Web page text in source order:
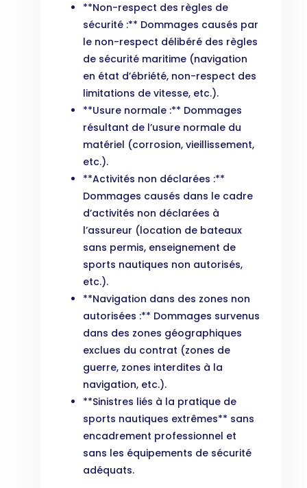
**Non-respect des règles de
sécurité :** Dommages causés par
le non-respect délibéré des règles
de sécurité maritime (navigation
en état d’ébriété, non-respect des
limitations de vitesse, etc.).
**Usure normale :** Dommages
résultant de l’usure normale du
matériel (corrosion, vieillissement,
etc.).
**Activités non déclarées :**
Dommages causés dans le cadre
d’activités non déclarées à
l’assureur (location de bateaux
sans permis, enseignement de
sports nautiques non autorisés,
etc.).
**Navigation dans des zones non
autorisées :** Dommages survenus
dans des zones géographiques
exclues du contrat (zones de
guerre, zones interdites à la
navigation, etc.).
**Sinistres liés à la pratique de
sports nautiques extrêmes** sans
encadrement professionnel et
sans les équipements de sécurité
adéquats.